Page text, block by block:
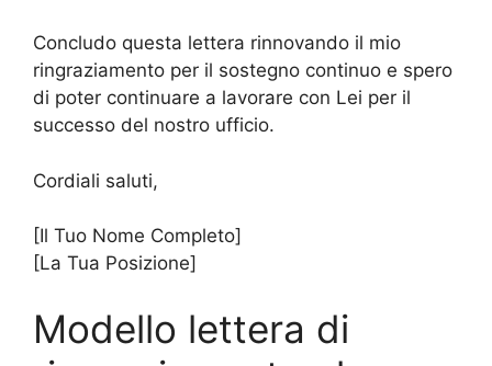
Concludo questa lettera rinnovando il mio
ringraziamento per il sostegno continuo e spero
di poter continuare a lavorare con Lei per il
successo del nostro ufficio.
Cordiali saluti,
[Il Tuo Nome Completo]
[La Tua Posizione]
Modello lettera di